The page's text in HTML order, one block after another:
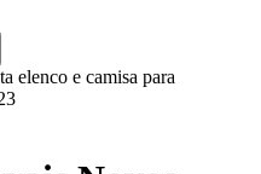
elenco e camisa para